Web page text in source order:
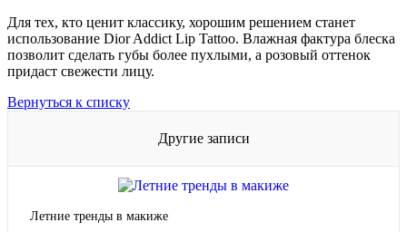
Для тех, кто ценит классику, хорошим решением станет
использование Dior Addict Lip Tattoo. Влажная фактура блеска
позволит сделать губы более пухлыми, а розовый оттенок
придаст свежести лицу.
Вернуться к списку
Другие записи
Летние тренды в макиже